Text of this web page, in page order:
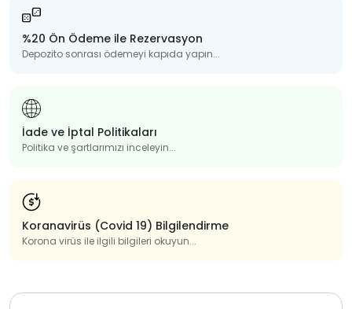
%20 Ön Ödeme ile Rezervasyon
Depozito sonrası ödemeyi kapıda yapın...
İade ve İptal Politikaları
Politika ve şartlarımızı inceleyin...
Koranavirüs (Covid 19) Bilgilendirme
Korona virüs ile ilgili bilgileri okuyun...